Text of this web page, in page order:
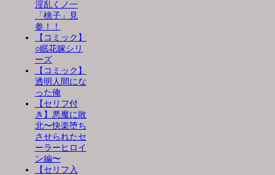
淫乱くノ一
「桃子」見
参！！
【コミック】
○眠花嫁シリ
ーズ
【コミック】
透明人間にな
った俺
【セリフ付
き】悪魔に敗
北〜快楽堕ち
させられたセ
ーラーヒロイ
ン編〜
【セリフ入